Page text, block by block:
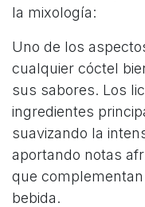
la mixología:
Uno de los
cualquier cóctel
sus sabores. Los
ingredientes
suavizando la
aportando notas
que
bebida.